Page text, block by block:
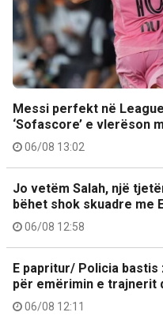
Messi perfekt në
‘Sofascore’ e vlerëson
06/08 13:02
Jo vetëm Salah, një
bëhet shok skuadre me
06/08 12:58
E papritur/ Policia
për emërimin e trajnerit
06/08 12:11